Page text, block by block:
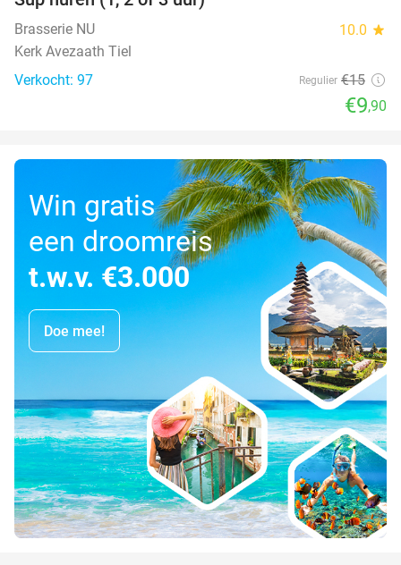
Brasserie NU 10.0 star
Kerk Avezaath Tiel
Verkocht: 97
Regulier €15
€9,90
Win gratis
een droomreis
t.w.v. €3.000
Doe mee!